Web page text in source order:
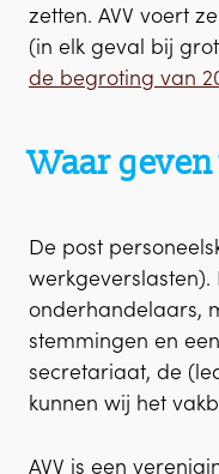
zetten. AVV voert
(in elk geval bij
de begroting van
Waar
De post
werkgeverslasten).
onderhandelaars,
stemmingen en
secretariaat, de
kunnen wij het
AVV is een